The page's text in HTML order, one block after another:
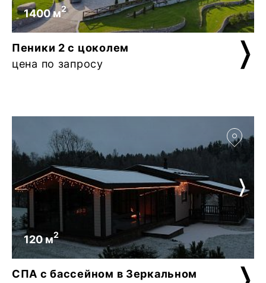
1400 м2
Пеники 2 с цоколем
цена по запросу
120 м2
СПА с бассейном в Зеркальном